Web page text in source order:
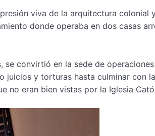
viva de la arquitectura colonial
donde operaba en dos casas
se convirtió en la sede de
juicios y torturas hasta culminar con
no eran bien vistas por la Iglesia